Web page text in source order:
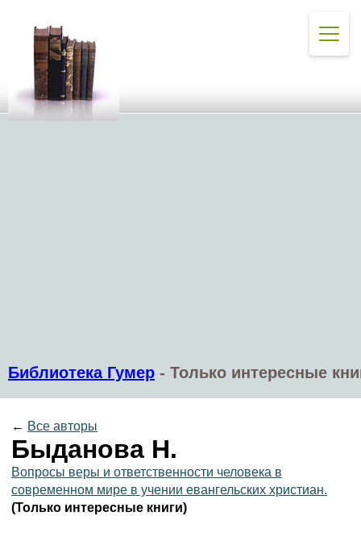
Библиотека Гумер - Только интересные
← Все авторы
Быданова Н.
Вопросы веры и ответственности человека в
современном мире в учении евангельских христиан.
(Только интересные книги)